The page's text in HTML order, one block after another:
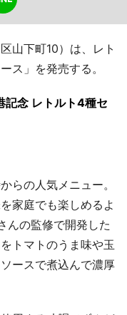
山下町10）は、レト
ス」を発売する。
記念 レトルト4種セ
らの人気メニュー。
家庭でも楽しめるよ
んの監修で開発した
トマトのうま味や玉
ースで煮込んで濃厚